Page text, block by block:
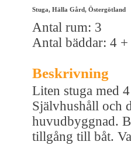
Stuga, Hälla Gård, Östergötland
Antal rum: 3
Antal bäddar: 4
Beskrivning
Liten stuga med
Självhushåll och
huvudbyggnad.
tillgång till båt.